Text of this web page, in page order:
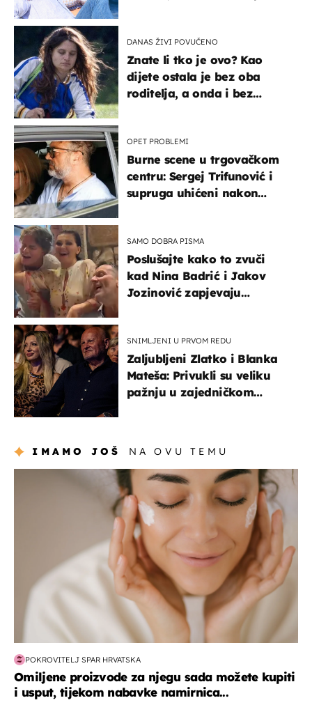
DANAS ŽIVI POVUČENO
Znate li tko je ovo? Kao
dijete ostala je bez oba
roditelja, a onda i bez
OPET PROBLEMI
Burne scene u trgovačkom
centru: Sergej Trifunović i
supruga uhićeni nakon
SAMO DOBRA PISMA
Poslušajte kako to zvuči
kad Nina Badrić i Jakov
Jozinović zapjevaju
SNIMLJENI U PRVOM REDU
Zaljubljeni Zlatko i Blanka
Mateša: Privukli su veliku
pažnju u zajedničkom
IMAMO JOŠ NA OVU TEMU
moda & ljepota
POKROVITELJ SPAR HRVATSKA
Omiljene proizvode za njegu sada možete kupiti
i usput, tijekom nabavke namirnica...